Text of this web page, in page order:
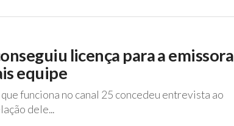
licença para a emissora
equipe
funciona no canal 25 concedeu entrevista ao
dele...